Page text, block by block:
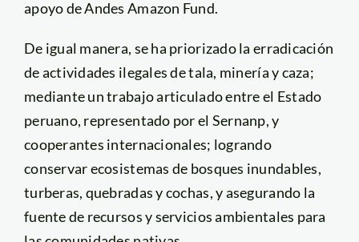
apoyo de Andes Amazon Fund.
De igual manera, se ha priorizado la erradicación
de actividades ilegales de tala, minería y caza;
mediante un trabajo articulado entre el Estado
peruano, representado por el Sernanp, y
cooperantes internacionales; logrando
conservar ecosistemas de bosques inundables,
turberas, quebradas y cochas, y asegurando la
fuente de recursos y servicios ambientales para